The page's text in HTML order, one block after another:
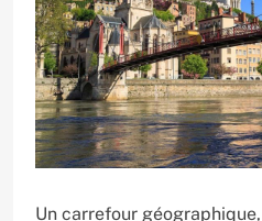
Un carrefour